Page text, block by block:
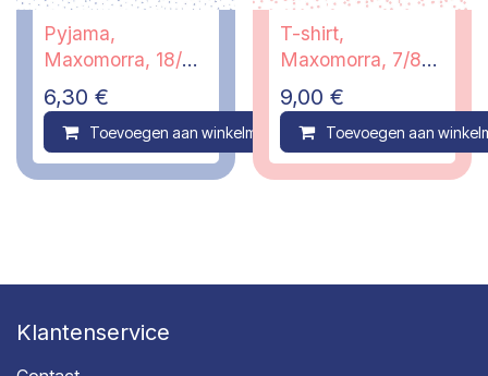
Pyjama,
Maxomorra, 18/24
maanden
6,30 €
Toevoegen aan winkelmandje Compare
T-shirt,
Maxomorra, 7/8
jaar
9,00 €
Toevoegen aan
Klantenservice